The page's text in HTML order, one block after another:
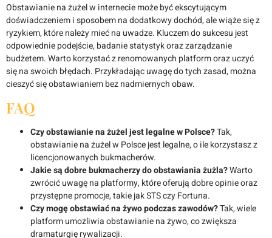
Obstawianie na żużel w internecie może być ekscytującym
doświadczeniem i sposobem na dodatkowy dochód, ale wiąże się z
ryzykiem, które należy mieć na uwadze. Kluczem do sukcesu jest
odpowiednie podejście, badanie statystyk oraz zarządzanie
budżetem. Warto korzystać z renomowanych platform oraz uczyć
się na swoich błędach. Przykładając uwagę do tych zasad, można
cieszyć się obstawianiem bez nadmiernych obaw.
FAQ
Czy obstawianie na żużel jest legalne w Polsce?Tak,
obstawianie na żużel w Polsce jest legalne, o ile korzystasz z
licencjonowanych bukmacherów.
Jakie są dobre bukmacherzy do obstawiania żużla?Warto
zwrócić uwagę na platformy, które oferują dobre opinie oraz
przystępne promocje, takie jak STS czy Fortuna.
Czy mogę obstawiać na żywo podczas zawodów?Tak, wiele
platform umożliwia obstawianie na żywo, co zwiększa
dramaturgię rywalizacji.